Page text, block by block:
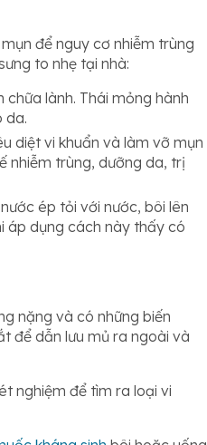
để nguy cơ nhiễm trùng
to nhẹ tại nhà:
lành. Thái mỏng hành
da.
diệt vi khuẩn và làm vỡ mụn
nhiễm trùng, dưỡng da, trị
ép tỏi với nước, bôi lên
áp dụng cách này thấy có
nặng và có những biến
để dẫn lưu mủ ra ngoài và
nghiệm để tìm ra loại vi